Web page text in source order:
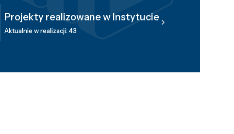
Projekty realizowane w Instytucie
Aktualnie w realizacji: 43